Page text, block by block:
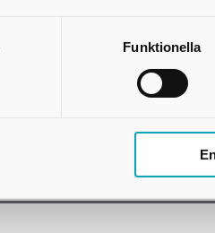
Funktionella